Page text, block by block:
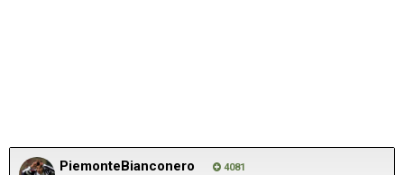
PiemonteBianconero 4081